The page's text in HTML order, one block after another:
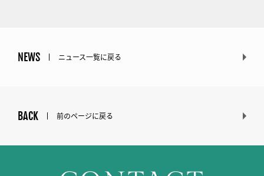
NEWS ニュース一覧に戻る
BACK 前のページに戻る